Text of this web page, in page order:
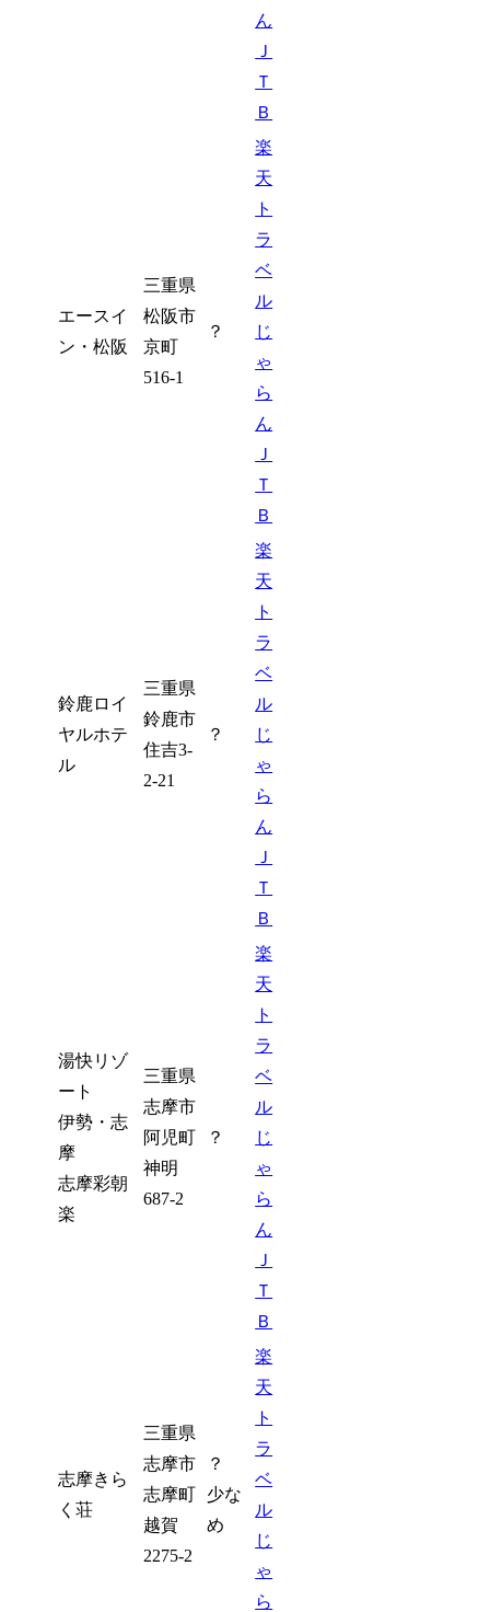
ん
Ｊ
Ｔ
Ｂ
エースイ
ン・松阪
三重県
松阪市
京町
516-1
？
楽
天
ト
ラ
ベ
ル
じ
ゃ
ら
ん
Ｊ
Ｔ
Ｂ
鈴鹿ロイ
ヤルホテ
ル
三重県
鈴鹿市
住吉3-
2-21
？
楽
天
ト
ラ
ベ
ル
じ
ゃ
ら
ん
Ｊ
Ｔ
Ｂ
湯快リゾ
ート
伊勢・志
摩
志摩彩朝
楽
三重県
志摩市
阿児町
神明
687-2
？
楽
天
ト
ラ
ベ
ル
じ
ゃ
ら
ん
Ｊ
Ｔ
Ｂ
志摩きら
く荘
三重県
志摩市
志摩町
越賀
2275-2
？
少な
め
楽
天
ト
ラ
ベ
ル
じ
ゃ
ら